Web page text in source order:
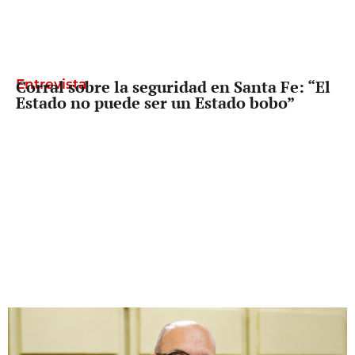
Entrevista
Corral sobre la seguridad en Santa Fe: “El
Estado no puede ser un Estado bobo”